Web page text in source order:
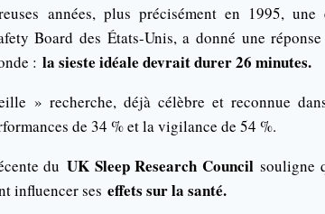
années, plus précisément en 1995, une
Board des États-Unis, a donné une
: la sieste idéale devrait durer 26 minutes.
» recherche, déjà célèbre et reconnue
de 34 % et la vigilance de 54 %.
du UK Sleep Research Councilsouligne
influencer ses effets sur la santé.